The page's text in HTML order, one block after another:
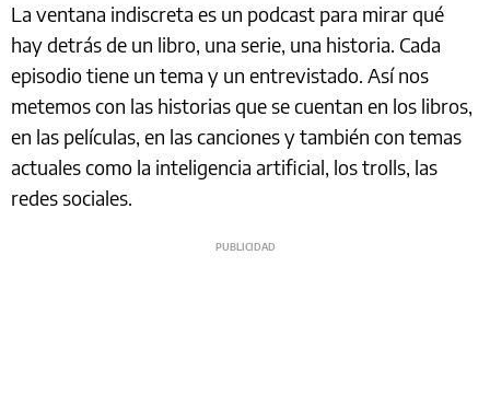
La ventana indiscreta es un podcast para mirar qué
hay detrás de un libro, una serie, una historia. Cada
episodio tiene un tema y un entrevistado. Así nos
metemos con las historias que se cuentan en los libros,
en las películas, en las canciones y también con temas
actuales como la inteligencia artificial, los trolls, las
redes sociales.